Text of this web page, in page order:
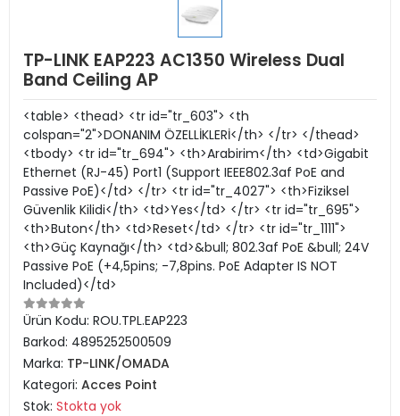
TP-LINK EAP223 AC1350 Wireless Dual
Band Ceiling AP
<table> <thead> <tr id="tr_603"> <th
colspan="2">DONANIM ÖZELLİKLERİ</th> </tr> </thead>
<tbody> <tr id="tr_694"> <th>Arabirim</th> <td>Gigabit
Ethernet (RJ-45) Port1 (Support IEEE802.3af PoE and
Passive PoE)</td> </tr> <tr id="tr_4027"> <th>Fiziksel
Güvenlik Kilidi</th> <td>Yes</td> </tr> <tr id="tr_695">
<th>Buton</th> <td>Reset</td> </tr> <tr id="tr_1111">
<th>Güç Kaynağı</th> <td>&bull; 802.3af PoE &bull; 24V
Passive PoE (+4,5pins; -7,8pins. PoE Adapter IS NOT
Included)</td>
Ürün Kodu: ROU.TPL.EAP223
Barkod: 4895252500509
Marka: TP-LINK/OMADA
Kategori: Acces Point
Stok: Stokta yok